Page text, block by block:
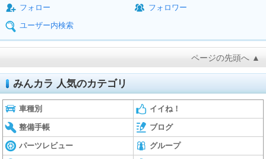
フォロー
フォロワー
ユーザー内検索
ページの先頭へ ▲
みんカラ 人気のカテゴリ
車種別 イイね！
整備手帳 ブログ
パーツレビュー グループ